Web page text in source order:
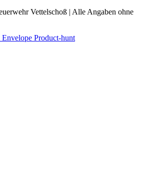
Vettelschoß | Alle Angaben ohne
Envelope Product-hunt